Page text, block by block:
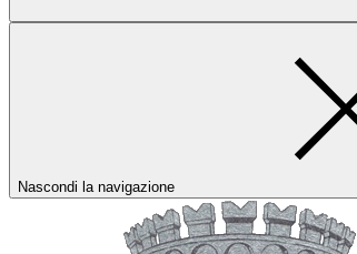
Nascondi la navigazione